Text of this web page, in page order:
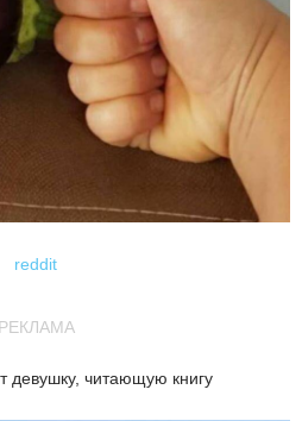
reddit
РЕКЛАМА
девушку, читающую книгу